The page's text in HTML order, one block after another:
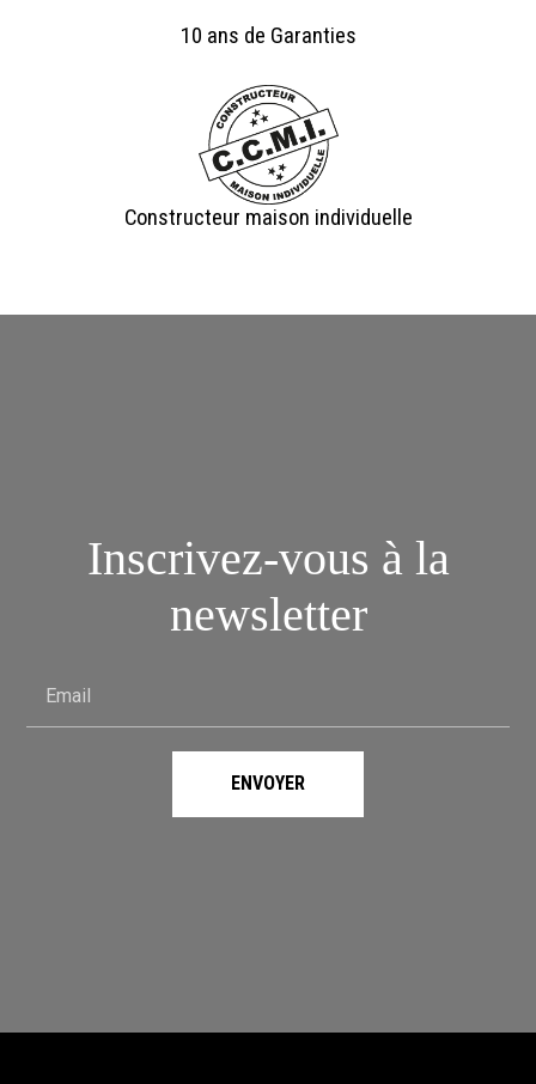
10 ans de Garanties
Constructeur maison individuelle
Inscrivez-vous à la
newsletter
Email